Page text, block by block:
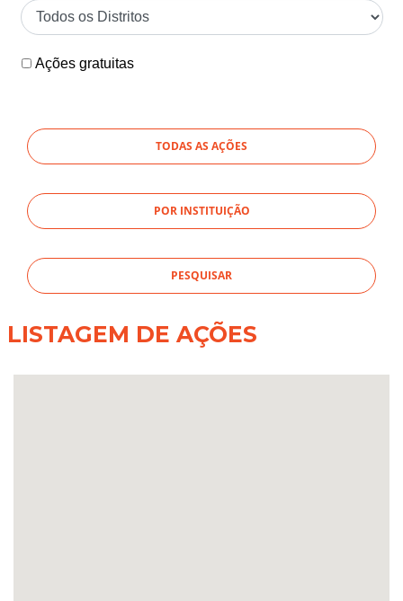
Ações gratuitas
TODAS AS AÇÕES
POR INSTITUIÇÃO
LISTAGEM DE AÇÕES